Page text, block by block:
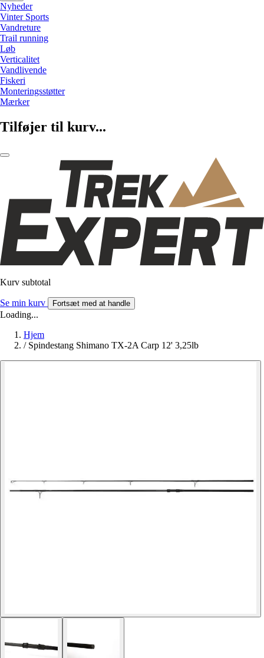
Nyheder
Vinter Sports
Vandreture
Trail running
Løb
Verticalitet
Vandlivende
Fiskeri
Monteringsstøtter
Mærker
Tilføjer til kurv...
Kurv subtotal
Se min kurv Fortsæt med at handle
Loading...
Hjem
/ Spindestang Shimano TX-2A Carp 12' 3,25lb